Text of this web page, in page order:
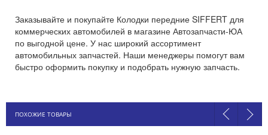
Заказывайте и покупайте Колодки передние SIFFERT для
коммерческих автомобилей в магазине Автозапчасти-ЮА
по выгодной цене. У нас широкий ассортимент
автомобильных запчастей. Наши менеджеры помогут вам
быстро оформить покупку и подобрать нужную запчасть.
ПОХОЖИЕ ТОВАРЫ